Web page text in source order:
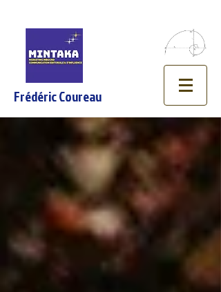
Frédéric Coureau